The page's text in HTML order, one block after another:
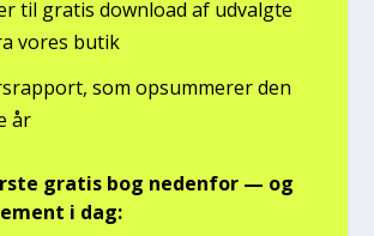
til gra­tis down­lo­ad af udvalg­te
vores butik
som opsum­me­rer den
år
gra­tis bog neden­for — og
i dag: